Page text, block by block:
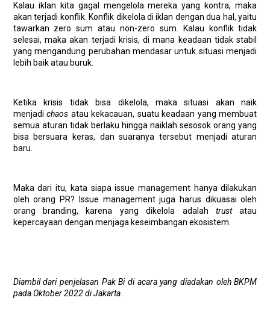
Kalau iklan kita gagal mengelola mereka yang kontra, maka
akan terjadi konflik. Konflik dikelola di iklan dengan dua hal, yaitu
tawarkan zero sum atau non-zero sum. Kalau konflik tidak
selesai, maka akan terjadi krisis, di mana keadaan tidak stabil
yang mengandung perubahan mendasar untuk situasi menjadi
lebih baik atau buruk.
Ketika krisis tidak bisa dikelola, maka situasi akan naik
menjadichaos atau kekacauan, suatu keadaan yang membuat
semua aturan tidak berlaku hingga naiklah sesosok orang yang
bisa bersuara keras, dan suaranya tersebut menjadi aturan
baru.
Maka dari itu, kata siapa issue management hanya dilakukan
oleh orang PR? Issue management juga harus dikuasai oleh
orang branding, karena yang dikelola adalahtrustatau
kepercayaan dengan menjaga keseimbangan ekosistem.
Diambil dari penjelasan Pak Bi di acara yang diadakan oleh BKPM
pada Oktober 2022 di Jakarta.